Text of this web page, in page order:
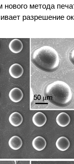
метода
разрешение